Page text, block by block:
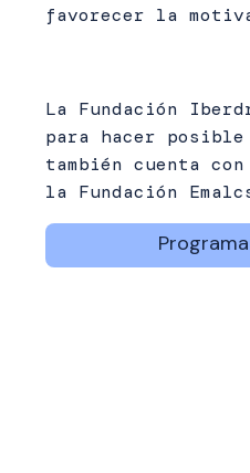
favorecer la
La Fundación
para hacer
también cuenta
la Fundación